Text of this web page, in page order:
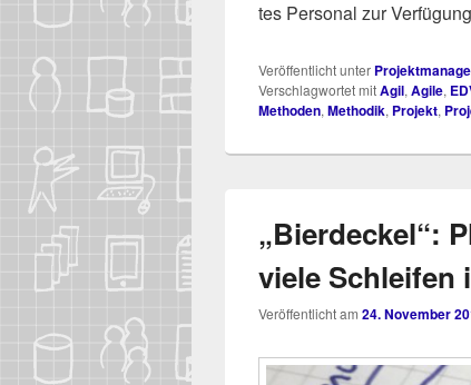
tes Per­so­nal zur
Veröffentlicht unter
Verschlagwortet mitAgil,Agile,
Methoden,Methodik, Projekt,
„Bierdeckel“:
viele Schleifen
Veröffentlicht am 24. November